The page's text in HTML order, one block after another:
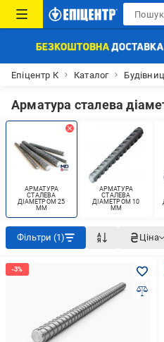
Епіцентр К Каталог
Арматура сталева
АРМАТУРА
СТАЛЕВА
ДІАМЕТРОМ 25
ММ
АРМАТУРА
СТАЛЕВА
ДІАМЕТРОМ 10
ММ
Фільтри (1) Ціна